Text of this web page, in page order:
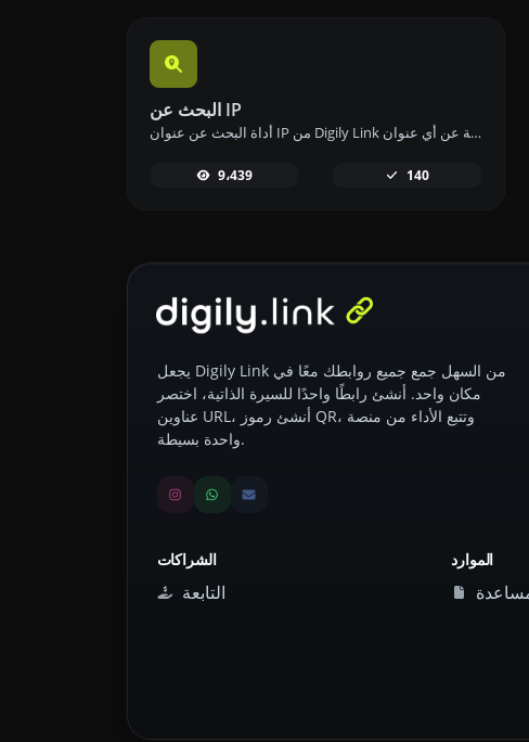
البحث عن IP
أداة البحث عن عنوان IP من Digily Link توفر معلومات مفصلة عن أي عنوان IP. استخدم هذه الخدمة المجانية عبر الإنترنت للحصول على بيانات شاملة عن IP.
9،439 140
يجعل Digily Link من السهل جمع جميع روابطك معًا في
مكان واحد. أنشئ رابطًا واحدًا للسيرة الذاتية، اختصر
عناوين URL، أنشئ رموز QR، وتتبع الأداء من منصة
واحدة بسيطة.
الشراكات
التابعة
الموارد